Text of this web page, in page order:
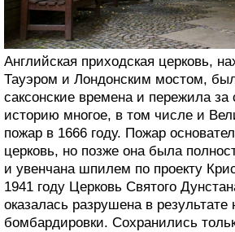
Английская приходская церковь,
Тауэром и Лондонским мостом,
саксонские времена и пережила
историю многое, в том числе и
пожар в 1666 году. Пожар
церковь, но позже она была
и увенчана шпилем по проекту
1941 году Церковь Святого
оказалась разрушена в результате
бомбардировки. Сохранились